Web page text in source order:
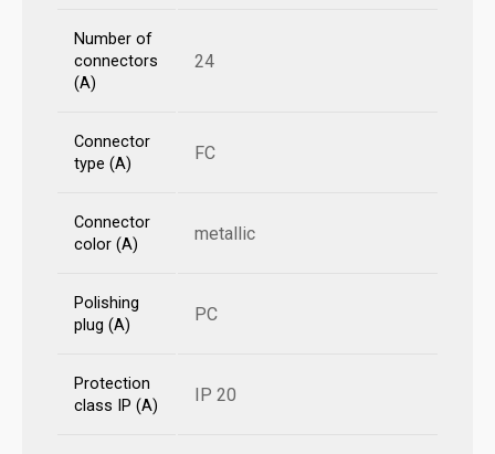
Number of
connectors
(A)
24
Connector
type (A)
FC
Connector
color (A)
metallic
Polishing
plug (A)
PC
Protection
class IP (A)
IP 20